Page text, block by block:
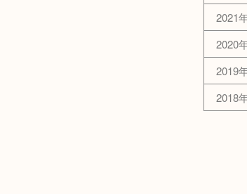
2021
2020
2019
2018